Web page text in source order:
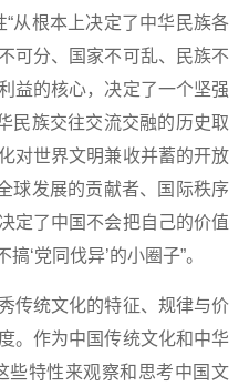
从根本上决定了中华民族各
可分、国家不可乱、民族不
益的核心，决定了一个坚强
民族交往交流交融的历史取
对世界文明兼收并蓄的开放
球发展的贡献者、国际秩序
定了中国不会把自己的价值
‘党同伐异’的小圈子”。
统文化的特征、规律与价
。作为中国传统文化和中华
些特性来观察和思考中国文